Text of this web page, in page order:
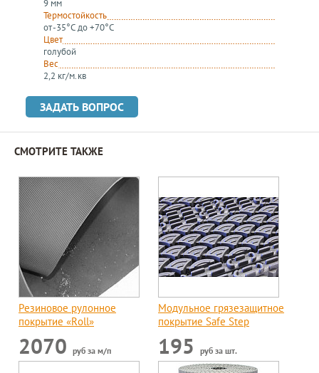
9 мм
Термостойкость
от -35°C до +70°C
Цвет
голубой
Вес
2,2 кг/м. кв
ЗАДАТЬ ВОПРОС
СМОТРИТЕ ТАКЖЕ
Резиновое рулонное
покрытие «Roll»
2070 руб за м/п
Модульное грязезащитное
покрытие Safe Step
195руб за шт.